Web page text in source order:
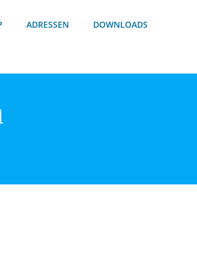
ADRESSEN DOWNLOADS